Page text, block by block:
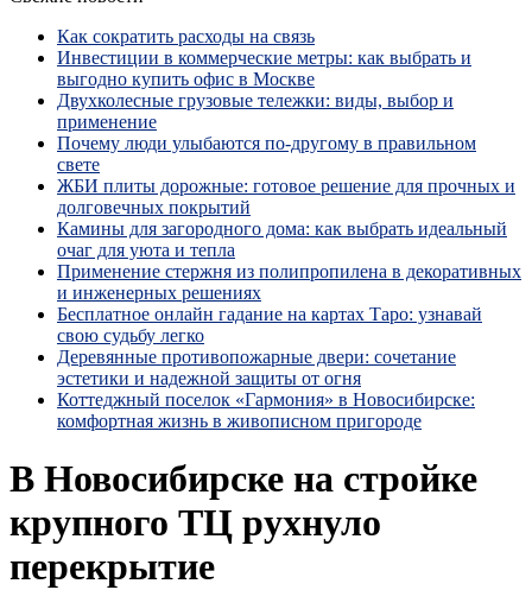
Как сократить расходы на связь
Инвестиции в коммерческие метры: как выбрать и
выгодно купить офис в Москве
Двухколесные грузовые тележки: виды, выбор и
применение
Почему люди улыбаются по‑другому в правильном
свете
ЖБИ плиты дорожные: готовое решение для прочных и
долговечных покрытий
Камины для загородного дома: как выбрать идеальный
очаг для уюта и тепла
Применение стержня из полипропилена в декоративных
и инженерных решениях
Бесплатное онлайн гадание на картах Таро: узнавай
свою судьбу легко
Деревянные противопожарные двери: сочетание
эстетики и надежной защиты от огня
Коттеджный поселок «Гармония» в Новосибирске:
комфортная жизнь в живописном пригороде
В Новосибирске на стройке
крупного ТЦ рухнуло
перекрытие